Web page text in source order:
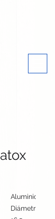
Aluminio/
Diámetro: 1